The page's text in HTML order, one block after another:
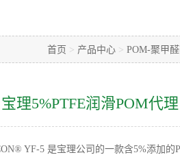
首页 > 产品中心 > POM-聚甲
理5%PTFE润滑POM代理
YF-5 是宝理公司的一款含5%添加的